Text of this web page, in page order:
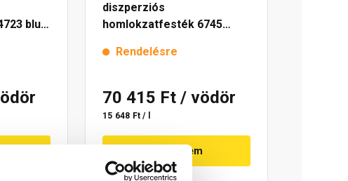
blue
diszperziós
homlokzatfesték 6745
Rendelésre
70 415 Ft / vödör
15 648 Ft / l
Megnézem